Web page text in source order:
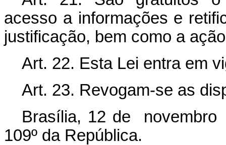
acesso a informações e
justificação, bem como a
Art. 22. Esta Lei entra em
Art. 23. Revogam-se as
Brasília, 12 de novembro
109º da República.